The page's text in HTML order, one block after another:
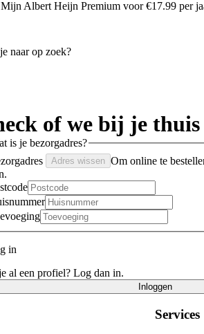
Mijn Albert Heijn Premium voor €17.99 per
of we bij je thuis
is je bezorgadres?
Adres wissen Om online te
in
al een profiel? Log dan in.
Inloggen
Services